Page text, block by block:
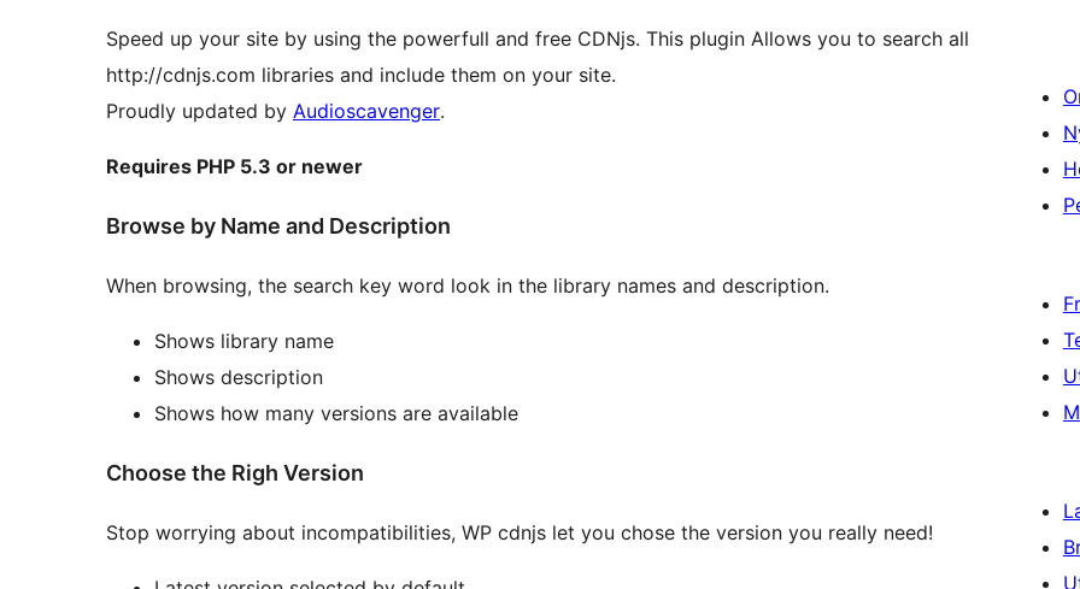
Speed up your site by using the powerfull and free CDNjs. This plugin Allows you to search all
http://cdnjs.com libraries and include them on your site.
Proudly updated by Audioscavenger.
Requires PHP 5.3 or newer
Browse by Name and Description
When browsing, the search key word look in the library names and description.
Shows library name
Shows description
Shows how many versions are available
Choose the Righ Version
Stop worrying about incompatibilities, WP cdnjs let you chose the version you really need!